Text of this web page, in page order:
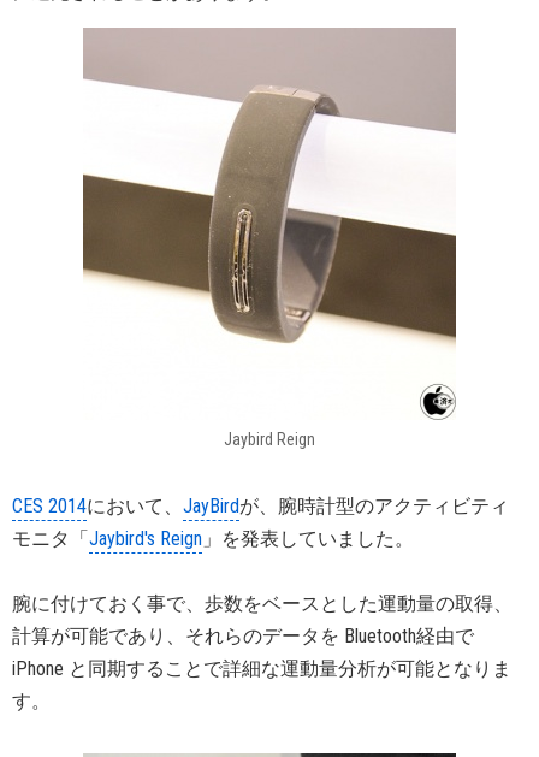
Jaybird Reign
CES 2014において、 JayBirdが、腕時計型のアクティビティ
モニタ「Jaybird's Reign 」を発表していました。
腕に付けておく事で、歩数をベースとした運動量の取得、
計算が可能であり、それらのデータを Bluetooth経由で
iPhone と同期することで詳細な運動量分析が可能となりま
す。